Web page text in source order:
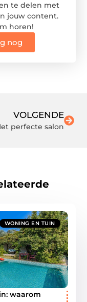
te delen met
jouw content.
horen!
nog
VOLGENDE
perfecte salon
WONING EN TUIN
waarom